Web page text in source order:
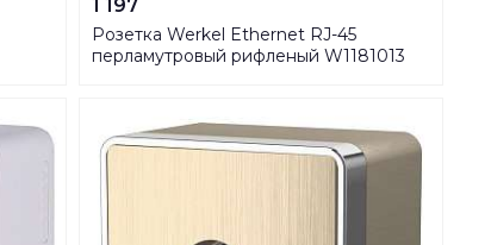
1 197
Розетка Werkel Ethernet RJ-45
перламутровый рифленый W1181013